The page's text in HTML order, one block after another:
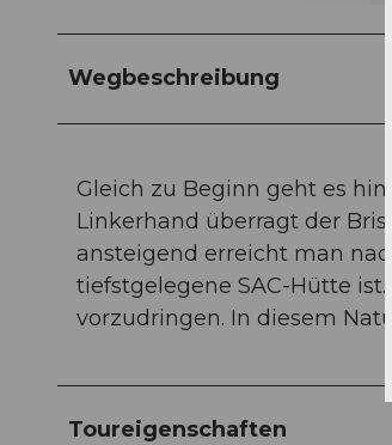
Wegbeschreibung
Gleich zu Beginn geht es
Linkerhand überragt der
ansteigend erreicht man
tiefstgelegene SAC-Hütte
vorzudringen. In diesem
Toureigenschaften